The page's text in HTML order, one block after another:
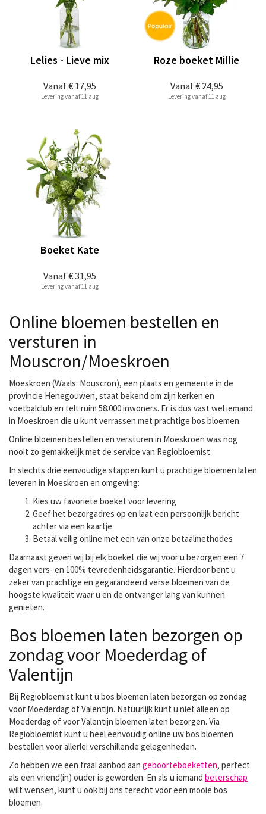
Vanaf€ 17,95
Lelies - Lieve mix
Levering vanaf 11 aug
Vanaf€ 24,95
Roze boeket Millie
Levering vanaf 11 aug
Vanaf€ 31,95
Boeket Kate
Levering vanaf 11 aug
Online bloemen bestellen en
versturen in
Mouscron/Moeskroen
Moeskroen (Waals: Mouscron), een plaats en gemeente in de
provincie Henegouwen, staat bekend om zijn kerken en
voetbalclub en telt ruim 58.000 inwoners. Er is dus vast wel iemand
in Moeskroen die u kunt verrassen met prachtige bos bloemen.
Online bloemen bestellen en versturen in Moeskroen was nog
nooit zo gemakkelijk met de service van Regiobloemist.
In slechts drie eenvoudige stappen kunt u prachtige bloemen laten
leveren in Moeskroen en omgeving:
Kies uw favoriete boeket voor levering
Geef het bezorgadres op en laat een persoonlijk bericht
achter via een kaartje
Betaal veilig online met een van onze betaalmethodes
Daarnaast geven wij bij elk boeket die wij voor u bezorgen een 7
dagen vers- en 100% tevredenheidsgarantie. Hierdoor bent u
zeker van prachtige en gegarandeerd verse bloemen van de
hoogste kwaliteit waar u en de ontvanger lang van kunnen
genieten.
Bos bloemen laten bezorgen op
zondag voor Moederdag of
Valentijn
Bij Regiobloemist kunt u bos bloemen laten bezorgen op zondag
voor Moederdag of Valentijn. Natuurlijk kunt u niet alleen op
Moederdag of voor Valentijn bloemen laten bezorgen. Via
Regiobloemist kunt u heel eenvoudig online uw bos bloemen
bestellen voor allerlei verschillende gelegenheden.
Zo hebben we een fraai aanbod aan geboorteboeketten, perfect
als een vriend(in) ouder is geworden. En als u iemand beterschap
wilt wensen, kunt u ook bij ons terecht voor een mooie bos
bloemen.